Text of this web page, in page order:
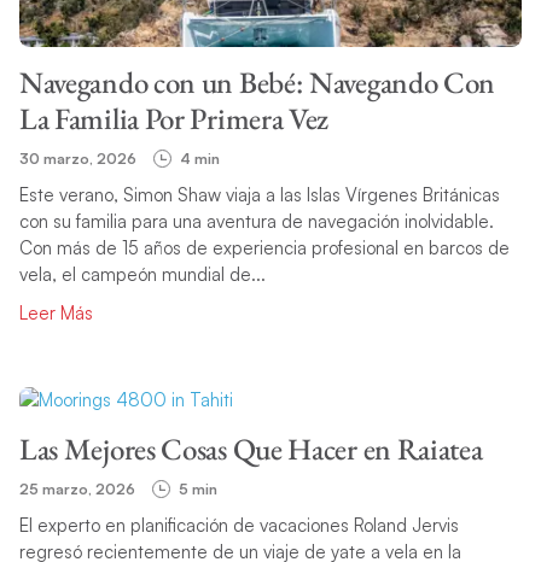
Navegando con un Bebé: Navegando Con
La Familia Por Primera Vez
30 marzo, 2026 4 min
Este verano, Simon Shaw viaja a las Islas Vírgenes Británicas
con su familia para una aventura de navegación inolvidable.
Con más de 15 años de experiencia profesional en barcos de
vela, el campeón mundial de...
Leer Más
Las Mejores Cosas Que Hacer en Raiatea
25 marzo, 2026 5 min
El experto en planificación de vacaciones Roland Jervis
regresó recientemente de un viaje de yate a vela en la
BUSCAR